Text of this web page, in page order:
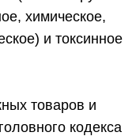
химическое,
и токсинное
товаров и
кодекса